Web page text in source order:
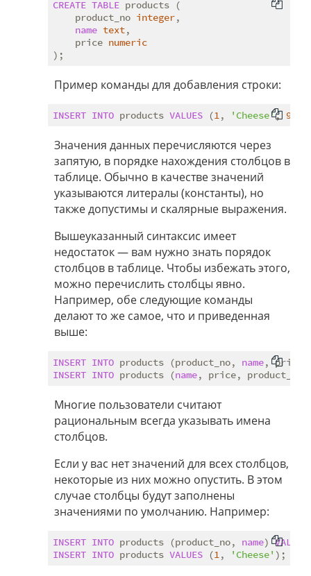
CREATE TABLE products (
    product_no
integer,
name text,
    price
numeric
Пример команды для добавления строки:
INSERT INTO products VALUES (1, 'Cheese', 9.99
Значения данных перечисляются через
запятую, в порядке нахождения столбцов в
таблице. Обычно в качестве значений
указываются литералы (константы), но
также допустимы и скалярные выражения.
Вышеуказанный синтаксис имеет
недостаток — вам нужно знать порядок
столбцов в таблице. Чтобы избежать этого,
можно перечислить столбцы явно.
Например, обе следующие команды
делают то же самое, что и приведенная
выше:
INSERT INTO products (product_no, name,
INSERT INTO products (name, price,
Многие пользователи считают
рациональным всегда указывать имена
столбцов.
Если у вас нет значений для всех столбцов,
некоторые из них можно опустить. В этом
случае столбцы будут заполнены
значениями по умолчанию. Например:
INSERT INTO products (product_no, name) VALUES
INSERT INTO products VALUES (1, 'Cheese'